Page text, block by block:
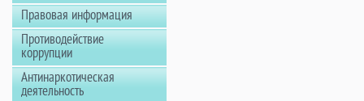
Правовая информация
Противодействие
коррупции
Антинаркотическая
деятельность